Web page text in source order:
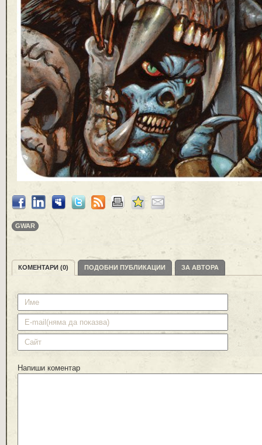
GWAR
КОМЕНТАРИ (0) ПОДОБНИ ПУБЛИКАЦИИ ЗА АВТОРА
Напиши коментар